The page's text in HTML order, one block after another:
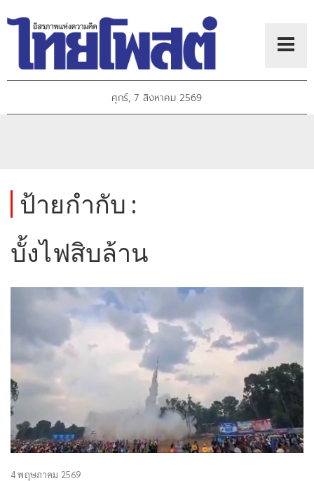
ศุกร์, 7 สิงหาคม 2569
ป้ายกำกับ :
บั้งไฟสิบล้าน
4 พฤษภาคม 2569